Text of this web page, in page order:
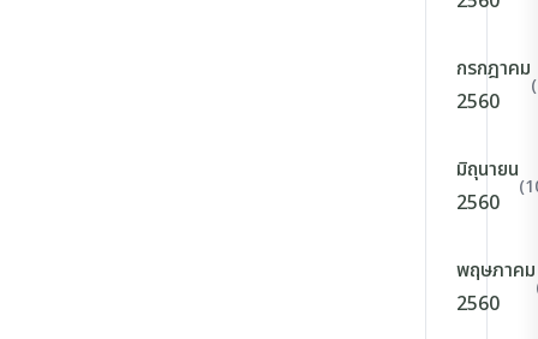
กรกฎาคม
2560
มิถุนายน
2560
พฤษภาคม
2560